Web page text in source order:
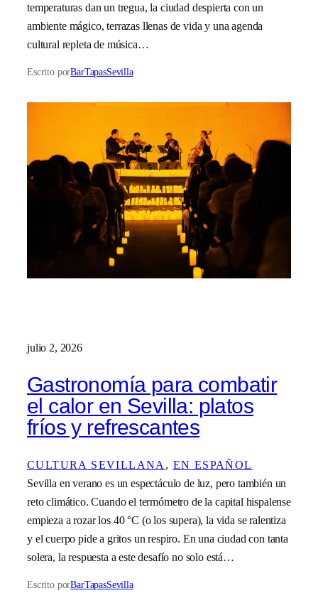
temperaturas dan un tregua, la ciudad despierta con un
ambiente mágico, terrazas llenas de vida y una agenda
cultural repleta de música…
Escrito porBarTapasSevilla
julio 2, 2026
Gastronomía para combatir
el calor en Sevilla: platos
fríos y refrescantes
CULTURA SEVILLANA , EN ESPAÑOL
Sevilla en verano es un espectáculo de luz, pero también un
reto climático. Cuando el termómetro de la capital hispalense
empieza a rozar los 40 °C (o los supera), la vida se ralentiza
y el cuerpo pide a gritos un respiro. En una ciudad con tanta
solera, la respuesta a este desafío no solo está…
Escrito porBarTapasSevilla